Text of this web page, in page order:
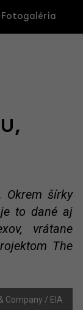
Fotogaléria
Okrem šírky
to dané aj
vrátane
The
Company / EIA